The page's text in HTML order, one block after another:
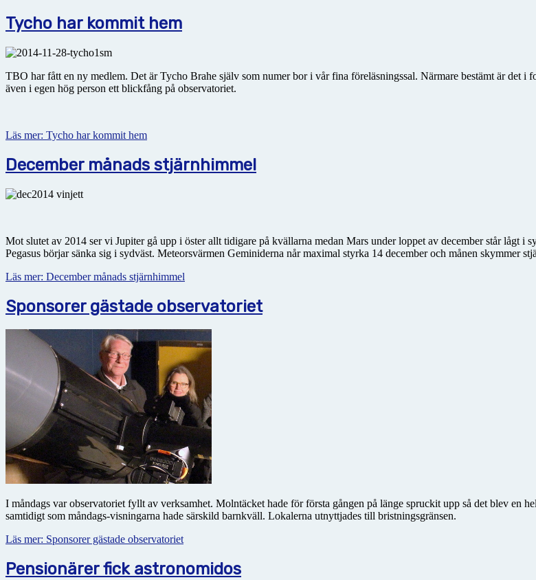
Tycho har kommit hem
TBO har fått en ny medlem. Det är Tycho Brahe själv som numer bor i vår fina föreläsningssal. Närmare bestämt är det
även i egen hög person ett blickfång på observatoriet.
Läs mer: Tycho har kommit hem
December månads stjärnhimmel
Mot slutet av 2014 ser vi Jupiter gå upp i öster allt tidigare på kvällarna medan Mars under loppet av december står lågt
Pegasus börjar sänka sig i sydväst. Meteorsvärmen Geminiderna når maximal styrka 14 december och månen skymmer
Läs mer: December månads stjärnhimmel
Sponsorer gästade observatoriet
I måndags var observatoriet fyllt av verksamhet. Molntäcket hade för första gången på länge spruckit upp så det blev en
samtidigt som måndags-visningarna hade särskild barnkväll. Lokalerna utnyttjades till bristningsgränsen.
Läs mer: Sponsorer gästade observatoriet
Pensionärer fick astronomidos